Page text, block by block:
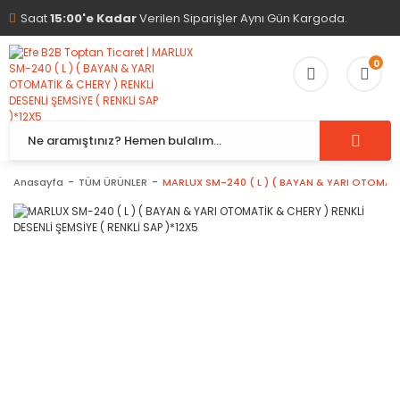
Saat15:00'e KadarVerilen Siparişler Aynı Gün Kargoda.
0
Anasayfa TÜM ÜRÜNLER MARLUX SM-240 ( L ) ( BAYAN & YARI